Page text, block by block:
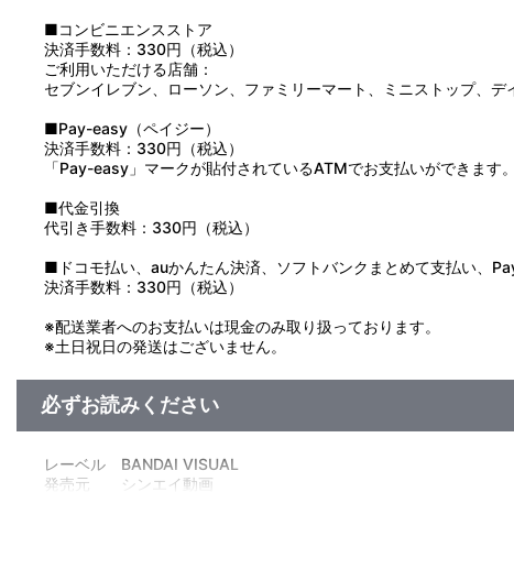
■コンビニエンスストア
決済手数料：330円（税込）
ご利用いただける店舗：
セブンイレブン、ローソン、ファミリーマート、ミニストップ、デ
■Pay-easy（ペイジー）
決済手数料：330円（税込）
「Pay-easy」マークが貼付されているATMでお支払いができます。
■代金引換
代引き手数料：330円（税込）
■ドコモ払い、auかんたん決済、ソフトバンクまとめて支払い、
決済手数料：330円（税込）
※配送業者へのお支払いは現金のみ取り扱っております。
※土日祝日の発送はございません。
必ずお読みください
レーベル BANDAI VISUAL
発売元 シンエイ動画